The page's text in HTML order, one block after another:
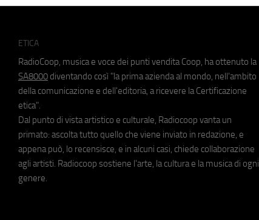
ETICA
RadioCoop, musica e voce dei punti vendita Coop, ha ottenuto la
SA8000 diventando così "la prima azienda al mondo, nell'ambito
della comunicazione e dell'editoria, a ricevere la Certificazione
etica".
Dal punto di vista artistico e culturale, Radiocoop vanta un
primato: ascolta tutto quello che viene inviato in redazione, e
appena può, lo recensisce, e in alcuni casi, chiede collaborazione
agli artisti. Radiocoop sostiene l'arte, la cultura e la musica di ogni
genere.